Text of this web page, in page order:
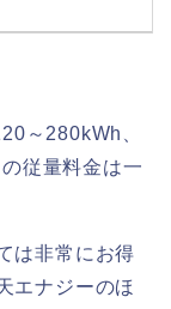
～280kWh、
従量料金は一
は非常にお得
エナジーのほ